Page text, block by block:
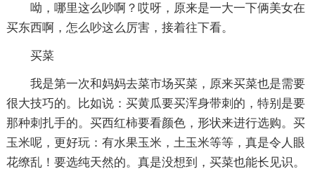
呦，哪里这么吵啊？哎呀，原来是一大一下俩美女在
买东西啊，怎么吵这么厉害，接着往下看。
买菜
我是第一次和妈妈去菜市场买菜，原来买菜也是需要
很大技巧的。比如说：买黄瓜要买浑身带刺的，特别是要
那种刺扎手的。买西红柿要看颜色，形状来进行选购。买
玉米呢，更好玩：有水果玉米，土玉米等等，真是令人眼
花缭乱！要选纯天然的。真是没想到，买菜也能长见识。